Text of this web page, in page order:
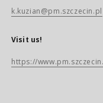
k.kuzian@pm.szczecin.pl
Visit us!
https://